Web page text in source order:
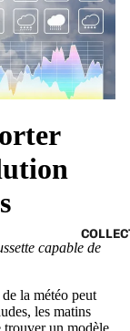
capable de
la météo peut
les matins
un modèle